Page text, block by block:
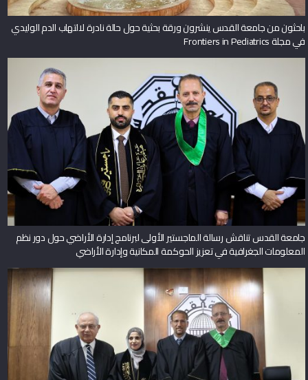
باحثون من جامعة القدس ينشرون ورقة بحثية حول حالة نادرة لالتهاب الدم الوليدي
في مجلة Frontiers in Pediatrics
جامعة القدس تناقش رسالة الماجستير الأولى لبرنامج إدارة الأراضي حول دور نظم
المعلومات الجغرافية في تعزيز الحوكمة المكانية وإدارة الأراضي